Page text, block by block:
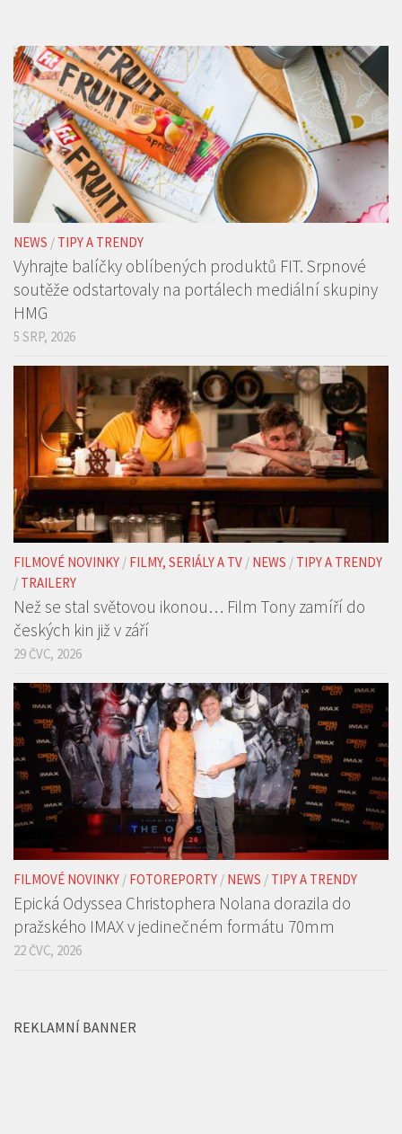
NEWS / TIPY A TRENDY
Vyhrajte balíčky oblíbených produktů FIT. Srpnové
soutěže odstartovaly na portálech mediální skupiny
HMG
5 SRP, 2026
FILMOVÉ NOVINKY / FILMY, SERIÁLY A TV / NEWS / TIPY A TRENDY
/ TRAILERY
Než se stal světovou ikonou… Film Tony zamíří do
českých kin již v září
29 ČVC, 2026
FILMOVÉ NOVINKY / FOTOREPORTY / NEWS / TIPY A TRENDY
Epická Odyssea Christophera Nolana dorazila do
pražského IMAX v jedinečném formátu 70mm
22 ČVC, 2026
REKLAMNÍ BANNER